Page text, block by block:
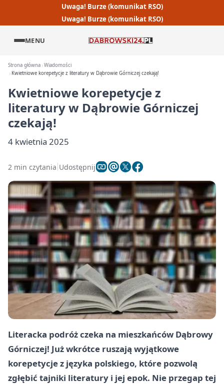
Uwaga! Burze (komunikat RSO)
Uwaga! Burze (komunikat RSO)
MENU
Strona główna Wiadomości
Kwietniowe korepetycje z literatury w Dąbrowie Górniczej czekają!
Kwietniowe korepetycje z
literatury w Dąbrowie Górniczej
czekają!
4 kwietnia 2025
2 min czytania Udostępnij
Literacka podróż czeka na mieszkańców Dąbrowy
Górniczej! Już wkrótce ruszają wyjątkowe
korepetycje z języka polskiego, które pozwolą
zgłębić tajniki literatury i jej epok. Nie przegap tej